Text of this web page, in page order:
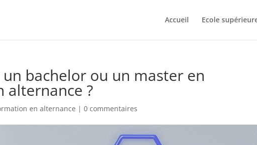
Accueil Ecole
bachelor ou un master en
alternance ?
en alternance |0 commentaires